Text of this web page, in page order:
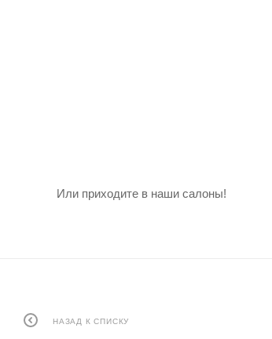
Или приходите в наши салоны!
НАЗАД К СПИСКУ